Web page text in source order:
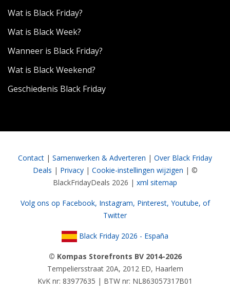
Wat is Black Friday?
Wat is Black Week?
Wanneer is Black Friday?
Wat is Black Weekend?
Geschiedenis Black Friday
Contact | Samenwerken & Adverteren | Over Black Friday
Deals | Privacy| Cookie-instellingen wijzigen | ©
BlackFridayDeals 2026 | xml sitemap
Volg ons op Facebook, Instagram, Pinterest, Youtube, of
Twitter
Black Friday 2026 - España
© Kompas Storefronts BV 2014-2026
Tempeliersstraat 20A, 2012 ED, Haarlem
KvK nr: 83977635 | BTW nr: NL863057317B01